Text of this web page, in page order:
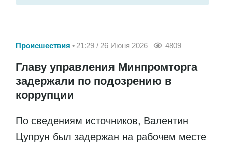
Происшествия 21:29 / 26 Июня 2026 4809
Главу управления Минпромторга
задержали по подозрению в
коррупции
По сведениям источников, Валентин
Цупрун был задержан на рабочем месте